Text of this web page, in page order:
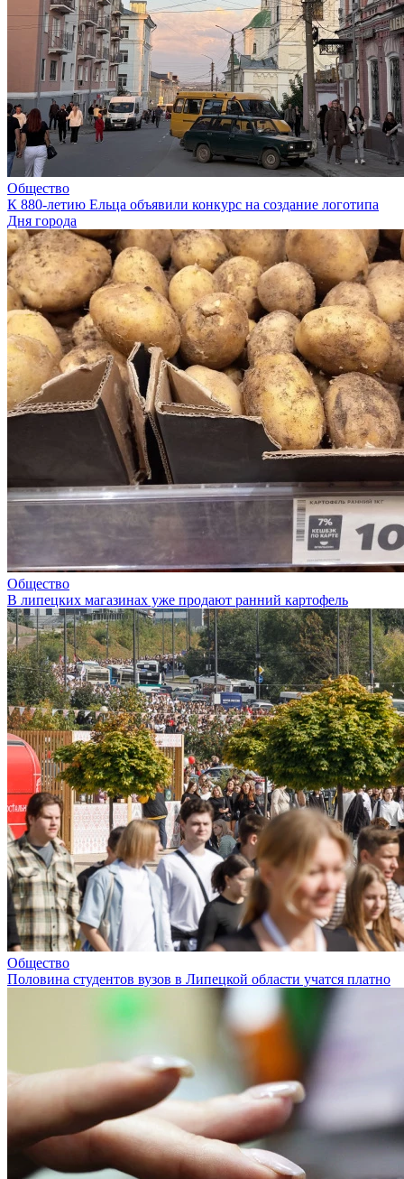
Общество
К 880-летию Ельца объявили конкурс на создание логотипа
Дня города
Общество
В липецких магазинах уже продают ранний картофель
Общество
Половина студентов вузов в Липецкой области учатся платно